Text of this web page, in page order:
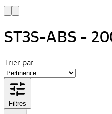
ST3S-ABS -
Trier par:
Filtres